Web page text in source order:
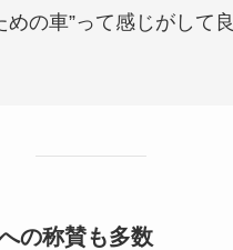
めの車”って感じがして良
の称賛も多数